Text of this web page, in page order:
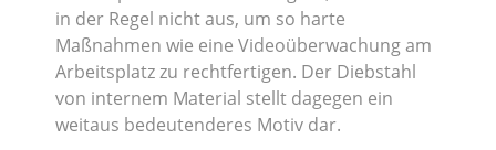
in der Regel nicht aus, um so harte
Maßnahmen wie eine Videoüberwachung am
Arbeitsplatz zu rechtfertigen. Der Diebstahl
von internem Material stellt dagegen ein
weitaus bedeutenderes Motiv dar.